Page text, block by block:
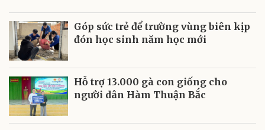
Góp sức trẻ để trường vùng biên kịp
đón học sinh năm học mới
Hỗ trợ 13.000 gà con giống cho
người dân Hàm Thuận Bắc